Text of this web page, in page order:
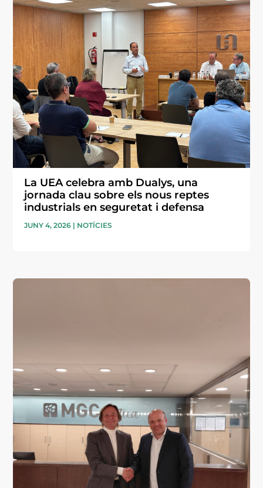
La UEA celebra amb Dualys, una
jornada clau sobre els nous reptes
industrials en seguretat i defensa
JUNY 4, 2026 | NOTÍCIES